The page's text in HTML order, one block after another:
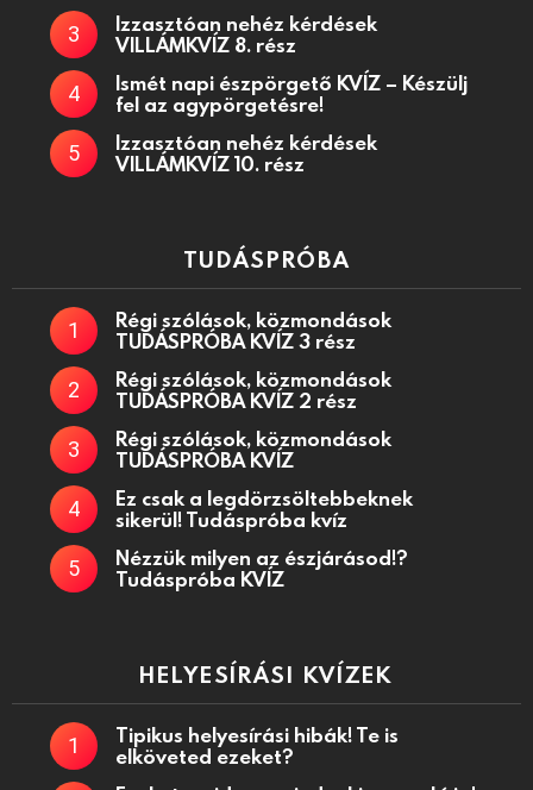
Izzasztóan nehéz kérdések
VILLÁMKVÍZ 8. rész
Ismét napi észpörgető KVÍZ – Készülj
fel az agypörgetésre!
Izzasztóan nehéz kérdések
VILLÁMKVÍZ 10. rész
TUDÁSPRÓBA
Régi szólások, közmondások
TUDÁSPRÓBA KVÍZ 3 rész
Régi szólások, közmondások
TUDÁSPRÓBA KVÍZ 2 rész
Régi szólások, közmondások
TUDÁSPRÓBA KVÍZ
Ez csak a legdörzsöltebbeknek
sikerül! Tudáspróba kvíz
Nézzük milyen az észjárásod!?
Tudáspróba KVÍZ
HELYESÍRÁSI KVÍZEK
Tipikus helyesírási hibák! Te is
elköveted ezeket?